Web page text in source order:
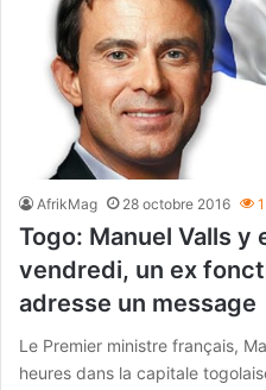
AfrikMag 28 octobre 2016
Togo: Manuel Valls y
vendredi, un ex
adresse un message
Le Premier ministre français,
heures dans la capitale